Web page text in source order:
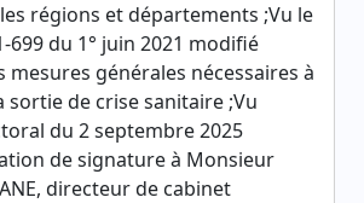
régions et départements ;Vu le
699 du 1° juin 2021 modifié
mesures générales nécessaires à
sortie de crise sanitaire ;Vu
du 2 septembre 2025
de signature à Monsieur
directeur de cabinet